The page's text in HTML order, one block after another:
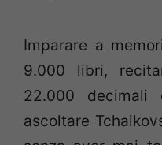
Imparare a
9.000 libri,
22.000
ascoltare